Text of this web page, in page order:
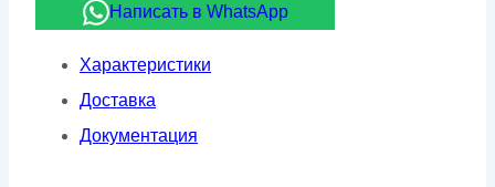
Написать в WhatsApp
Характеристики
Доставка
Документация